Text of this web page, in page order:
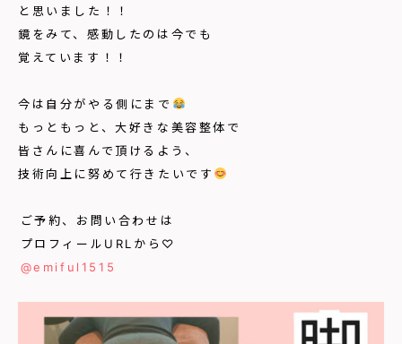
と思いました！！
鏡をみて、感動したのは今でも
覚えています！！
今は自分がやる側にまで
もっともっと、大好きな美容整体で
皆さんに喜んで頂けるよう、
技術向上に努めて行きたいです
⁡ご予約、お問い合わせは⁡
⁡プロフィールURLから♡⁡
@emiful1515